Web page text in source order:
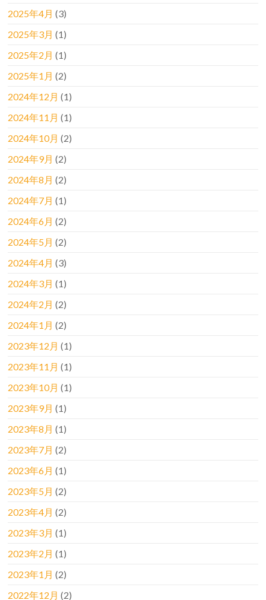
2025年4月 (3)
2025年3月 (1)
2025年2月 (1)
2025年1月 (2)
2024年12月 (1)
2024年11月 (1)
2024年10月 (2)
2024年9月 (2)
2024年8月 (2)
2024年7月 (1)
2024年6月 (2)
2024年5月 (2)
2024年4月 (3)
2024年3月 (1)
2024年2月 (2)
2024年1月 (2)
2023年12月 (1)
2023年11月 (1)
2023年10月 (1)
2023年9月 (1)
2023年8月 (1)
2023年7月 (2)
2023年6月 (1)
2023年5月 (2)
2023年4月 (2)
2023年3月 (1)
2023年2月 (1)
2023年1月 (2)
2022年12月 (2)